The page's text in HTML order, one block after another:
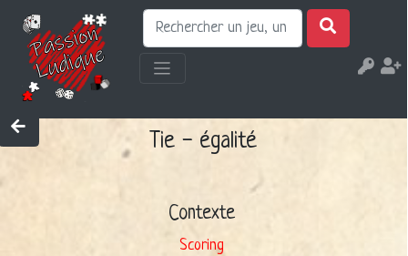
Tie - égalité
Contexte
Scoring